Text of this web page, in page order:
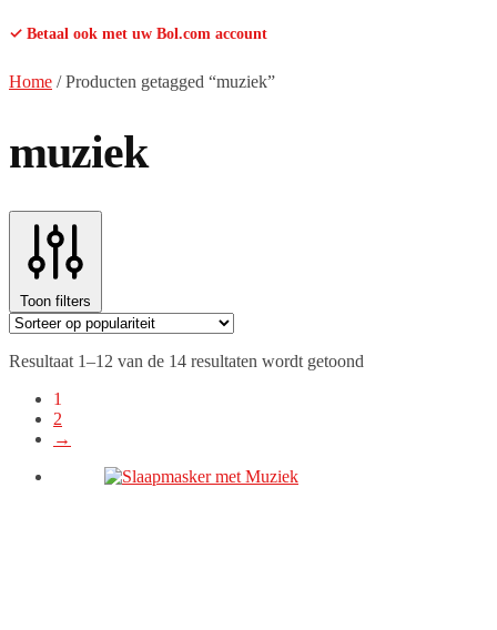
✓ Betaal ook met uw Bol.com account
Home /Producten getagged “muziek”
muziek
Toon filters
Resultaat 1–12 van de 14 resultaten wordt getoond
1
2
→